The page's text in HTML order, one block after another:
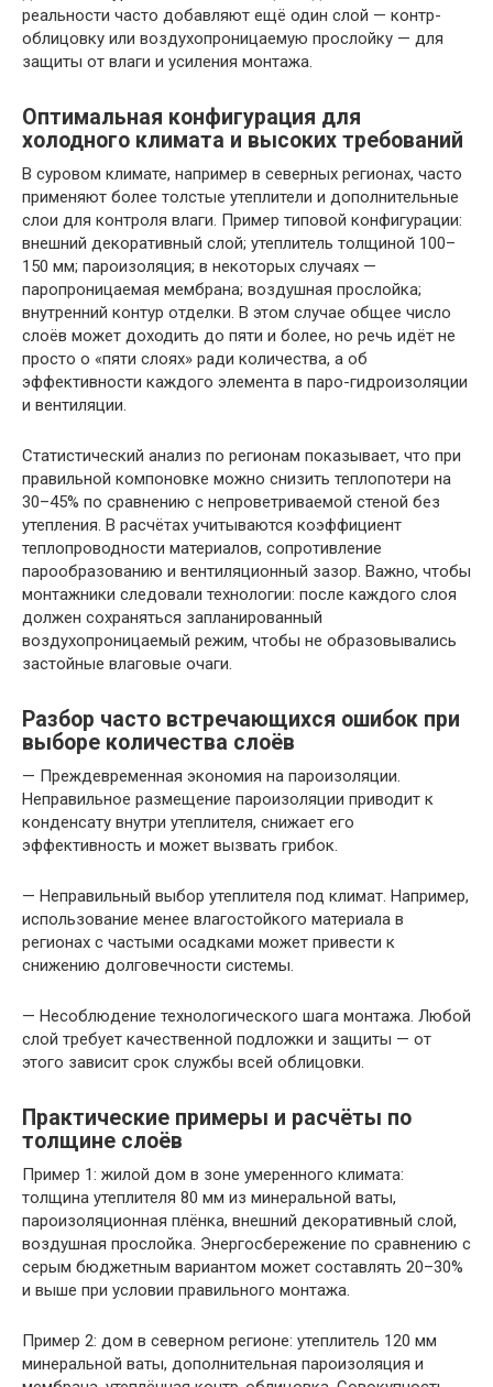
реальности часто добавляют ещё один слой — контр-
облицовку или воздухопроницаемую прослойку — для
защиты от влаги и усиления монтажа.
Оптимальная конфигурация для
холодного климата и высоких требований
В суровом климате, например в северных регионах, часто
применяют более толстые утеплители и дополнительные
слои для контроля влаги. Пример типовой конфигурации:
внешний декоративный слой; утеплитель толщиной 100–
150 мм; пароизоляция; в некоторых случаях —
паропроницаемая мембрана; воздушная прослойка;
внутренний контур отделки. В этом случае общее число
слоёв может доходить до пяти и более, но речь идёт не
просто о «пяти слоях» ради количества, а об
эффективности каждого элемента в паро-гидроизоляции
и вентиляции.
Статистический анализ по регионам показывает, что при
правильной компоновке можно снизить теплопотери на
30–45% по сравнению с непроветриваемой стеной без
утепления. В расчётах учитываются коэффициент
теплопроводности материалов, сопротивление
парообразованию и вентиляционный зазор. Важно, чтобы
монтажники следовали технологии: после каждого слоя
должен сохраняться запланированный
воздухопроницаемый режим, чтобы не образовывались
застойные влаговые очаги.
Разбор часто встречающихся ошибок при
выборе количества слоёв
— Преждевременная экономия на пароизоляции.
Неправильное размещение пароизоляции приводит к
конденсату внутри утеплителя, снижает его
эффективность и может вызвать грибок.
— Неправильный выбор утеплителя под климат. Например,
использование менее влагостойкого материала в
регионах с частыми осадками может привести к
снижению долговечности системы.
— Несоблюдение технологического шага монтажа. Любой
слой требует качественной подложки и защиты — от
этого зависит срок службы всей облицовки.
Практические примеры и расчёты по
толщине слоёв
Пример 1: жилой дом в зоне умеренного климата:
толщина утеплителя 80 мм из минеральной ваты,
пароизоляционная плёнка, внешний декоративный слой,
воздушная прослойка. Энергосбережение по сравнению с
серым бюджетным вариантом может составлять 20–30%
и выше при условии правильного монтажа.
Пример 2: дом в северном регионе: утеплитель 120 мм
минеральной ваты, дополнительная пароизоляция и